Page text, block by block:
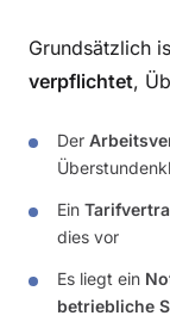
Grundsätzlich
verpflichtet,
Der
Ein
dies vor
Es liegt ein
betriebliche